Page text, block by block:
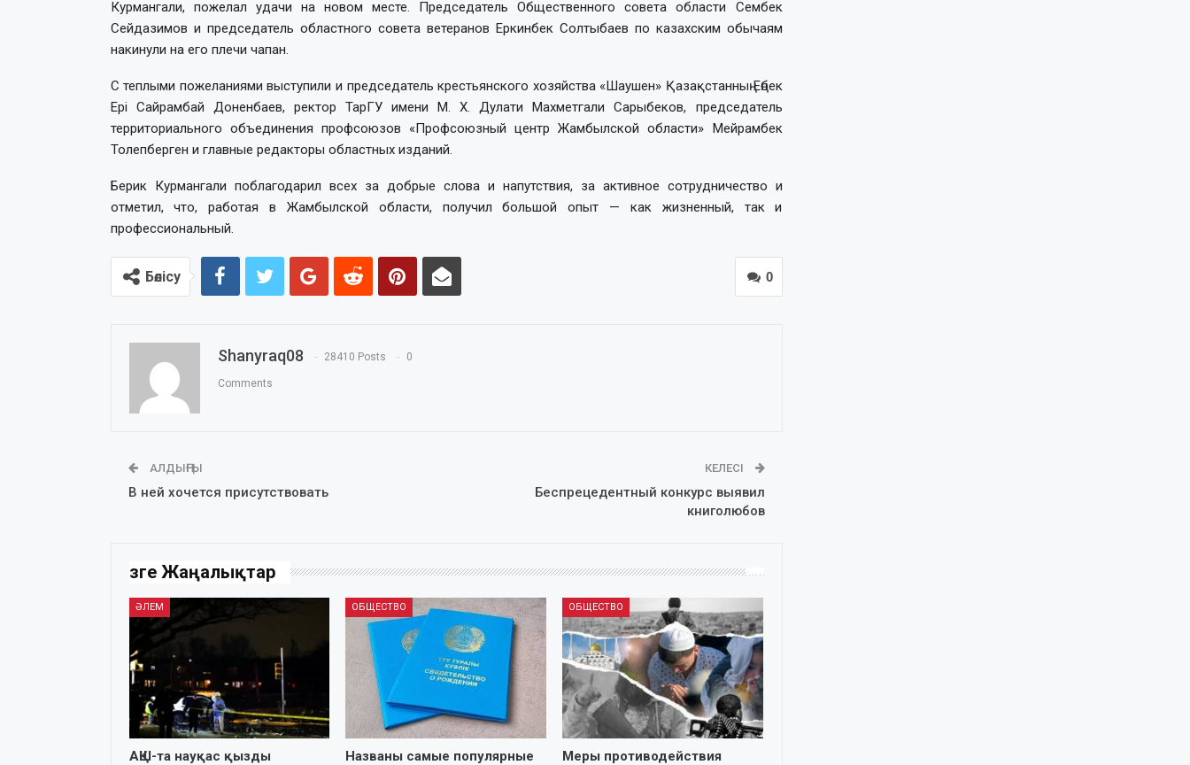
Курмангали, пожелал удачи на новом месте. Председатель Общественного совета области Сембек
Сейдазимов и председатель областного совета ветеранов Еркинбек Солтыбаев по казахским обычаям
накинули на его плечи чапан.
С теплыми пожеланиями выступили и председатель крестьянского хозяйства «Шаушен» Қазақстанның Еңбек
Ері Сайрамбай Доненбаев, ректор ТарГУ имени М. Х. Дулати Махметгали Сарыбеков, председатель
территориального объединения профсоюзов «Профсоюзный центр Жамбылской области» Мейрамбек
Толепберген и главные редакторы областных изданий.
Берик Курмангали поблагодарил всех за добрые слова и напутствия, за активное сотрудничество и
отметил, что, работая в Жамбылской области, получил большой опыт — как жизненный, так и
профессиональный.
0
Бөлісу
Shanyraq08 28410 Posts 0
Comments
АЛДЫҢҒЫ
В ней хочется присутствовать
КЕЛЕСІ
Беспрецедентный конкурс выявил
книголюбов
Өзге Жаңалықтар
ӘЛЕМ
АҚШ-та науқас қызды
ОБЩЕСТВО
Названы самые популярные
ОБЩЕСТВО
Меры противодействия